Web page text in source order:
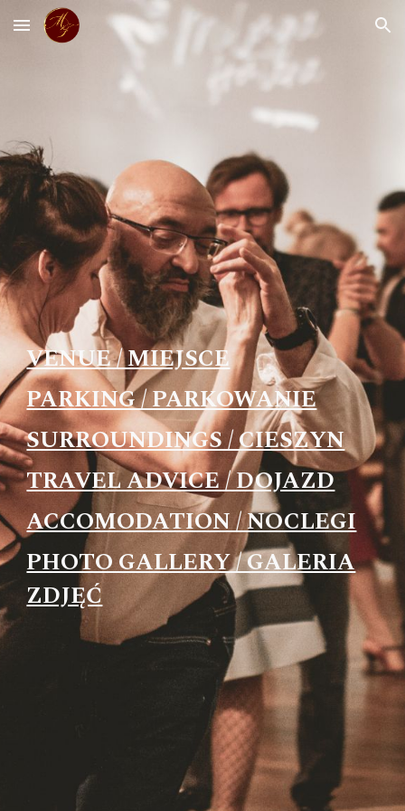
Skip to main content Skip to navigation
VENUE / MIEJSCE
PARKING / PARKOWANIE
SURROUNDINGS / CIESZYN
TRAVEL ADVICE / DOJAZD
ACCOMODATION / NOCLEGI
PHOTO GALLERY / GALERIA
ZDJĘĆ